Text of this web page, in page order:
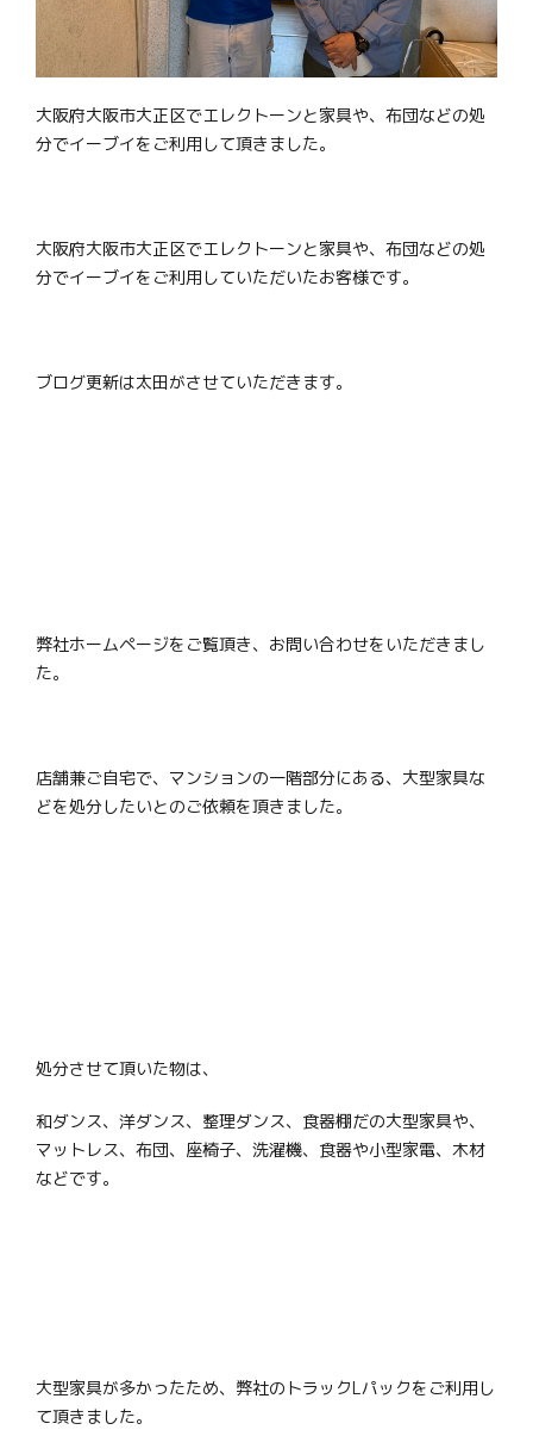
大阪府大阪市大正区でエレクトーンと家具や、布団などの処
分でイーブイをご利用して頂きました。
大阪府大阪市大正区でエレクトーンと家具や、布団などの処
分でイーブイをご利用していただいたお客様です。
ブログ更新は太田がさせていただきます。
弊社ホームページをご覧頂き、お問い合わせをいただきまし
た。
店舗兼ご自宅で、マンションの一階部分にある、大型家具な
どを処分したいとのご依頼を頂きました。
処分させて頂いた物は、
和ダンス、洋ダンス、整理ダンス、食器棚だの大型家具や、
マットレス、布団、座椅子、洗濯機、食器や小型家電、木材
などです。
大型家具が多かったため、弊社のトラックLパックをご利用し
て頂きました。